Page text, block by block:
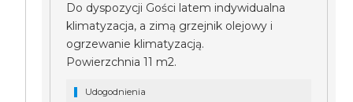
Do dyspozycji Gości latem indywidualna
klimatyzacja, a zimą grzejnik olejowy i
ogrzewanie klimatyzacją.
Powierzchnia 11 m2.
Udogodnienia